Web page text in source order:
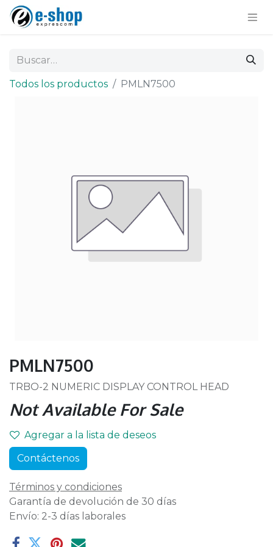
Todos los productos PMLN7500
PMLN7500
TRBO-2 NUMERIC DISPLAY CONTROL HEAD
Not Available For Sale
Agregar a la lista de deseos
Contáctenos
Términos y condiciones
Garantía de devolución de 30 días
Envío: 2-3 días laborales